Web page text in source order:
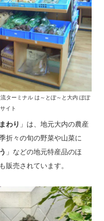
ターミナル は～とぽ～と大内 ぽぽ
イト
わり 」は、地元大内の農産
折々の旬の野菜や山菜に
」などの地元特産品のほ
販売されています。